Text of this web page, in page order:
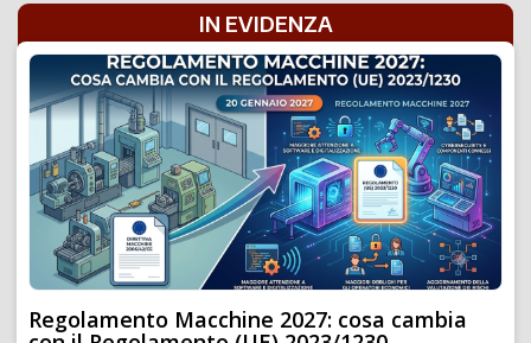
IN EVIDENZA
Regolamento Macchine 2027: cosa cambia